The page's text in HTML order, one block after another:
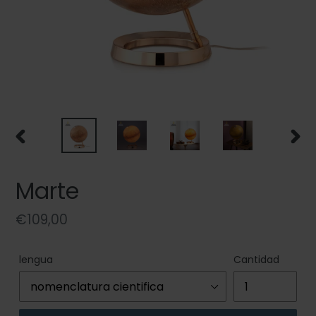
ANTERIOR
Marte
Precio
€109,00
lengua Cantidad